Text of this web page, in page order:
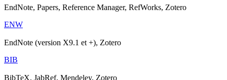
EndNote, Papers, Reference Manager, RefWorks, Zotero
ENW
EndNote (version X9.1 et +), Zotero
BIB
BibTeX, JabRef, Mendeley, Zotero